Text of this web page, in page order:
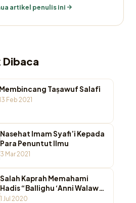
artikel penulis ini
Dibaca
Membincang Taṣawuf Salafī
Feb 2021
Nasehat Imam Syafi’i Kepada
Para Penuntut Ilmu
3 Mar 2021
Salah Kaprah Memahami
Hadis “Ballighu ‘Anni Walaw
Ayah”
1 Jul 2020